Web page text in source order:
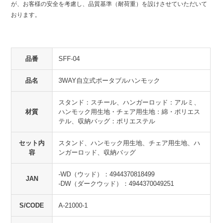
が、お客様の安全を考慮し、品質基準（耐荷重）を設けさせていただいて
おります。
品番 SFF-04
品名 3WAY自立式ポータブルハンモック
材質
スタンド：スチール、ハンガーロッド：アルミ、
ハンモック用生地・チェア用生地：綿・ポリエス
テル、収納バッグ：ポリエステル
セット内
容
スタンド、ハンモック用生地、チェア用生地、ハ
ンガーロッド、収納バッグ
JAN
-WD（ウッド）：4944370818499
-DW（ダークウッド）：4944370049251
S/CODE A-21000-1